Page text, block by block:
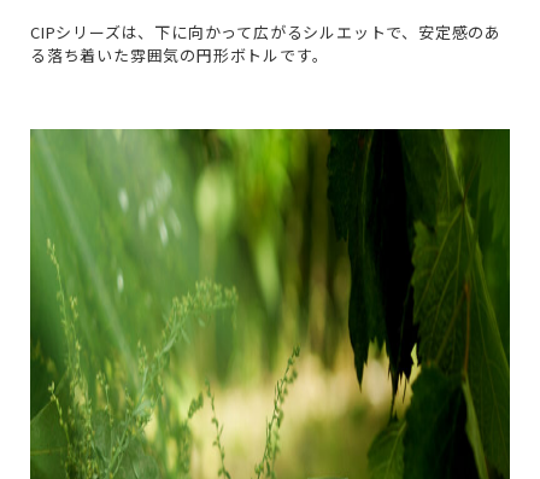
CIPシリーズは、下に向かって広がるシルエットで、安定感のあ
る落ち着いた雰囲気の円形ボトルです。